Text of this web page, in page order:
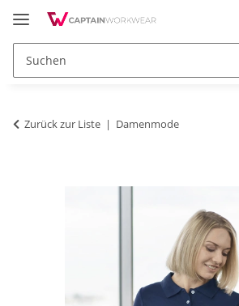
Zurück zur Liste Damenmode